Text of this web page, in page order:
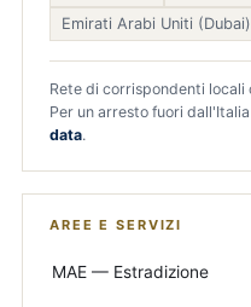
Emirati Arabi Uniti (Dubai)
Rete di corrispondenti locali
Per un arresto fuori
data.
AREE E SERVIZI
MAE — Estradizione